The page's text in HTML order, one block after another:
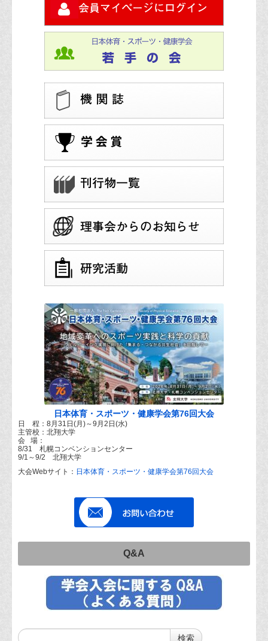
日本体育・スポーツ・健康学会第76回大会
日 程：8月31日(月)～9月2日(水)
主管校：北翔大学
会 場：
8/31 札幌コンベンションセンター
9/1～9/2 北翔大学
大会Webサイト： 日本体育・スポーツ・健康学会第76回大会
Q&A